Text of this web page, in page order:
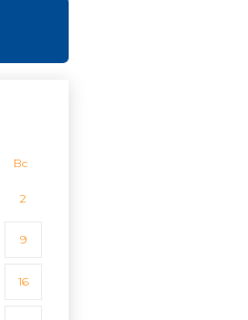
Вс
2
9
16